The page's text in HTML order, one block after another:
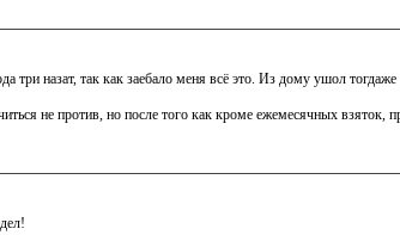
три назат, так как заебало меня всё это. Из дому ушол тогдаже
не против, но после того как кроме ежемесячных